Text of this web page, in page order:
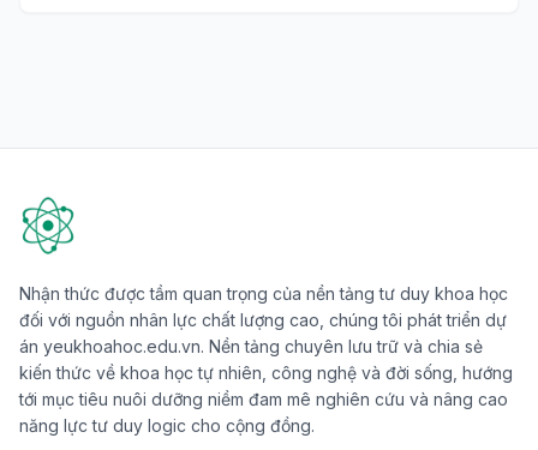
Nhận thức được tầm quan trọng của nền tảng tư duy khoa học
đối với nguồn nhân lực chất lượng cao, chúng tôi phát triển dự
án yeukhoahoc.edu.vn. Nền tảng chuyên lưu trữ và chia sẻ
kiến thức về khoa học tự nhiên, công nghệ và đời sống, hướng
tới mục tiêu nuôi dưỡng niềm đam mê nghiên cứu và nâng cao
năng lực tư duy logic cho cộng đồng.